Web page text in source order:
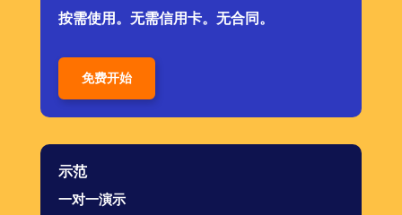
按需使用。无需信用卡。无合同。
免费开始
示范
一对一演示